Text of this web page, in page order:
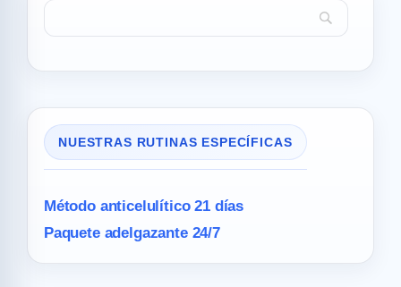
NUESTRAS RUTINAS ESPECÍFICAS
Método anticelulítico 21 días
Paquete adelgazante 24/7